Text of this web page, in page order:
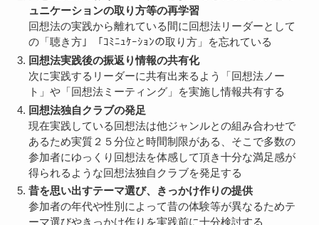
ュニケーションの取り方等の再学習
回想法の実践から離れている間に回想法リーダーとして
の「聴き方」「ｺﾐﾆｭｹｰｼｮﾝの取り方」を忘れている
回想法実践後の振返り情報の共有化
次に実践するリーダーに共有出来るよう「回想法ノー
ト」や「回想法ミーティング」を実施し情報共有する
回想法独自クラブの発足
現在実践している回想法は他ジャンルとの組み合わせで
あるため実質２５分位と時間制限がある、そこで多数の
参加者にゆっくり回想法を体感して頂き十分な満足感が
得られるような回想法独自クラブを発足する
昔を思い出すテーマ選び、きっかけ作りの提供
参加者の年代や性別によって昔の体験等が異なるためテ
ーマ選びやきっかけ作りを実践前に十分検討する